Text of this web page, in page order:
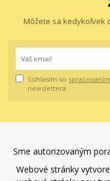
Môžete sa kedykoľvek
Súhlasím so
newslettera.
Sme autorizovaným
Webové stránky